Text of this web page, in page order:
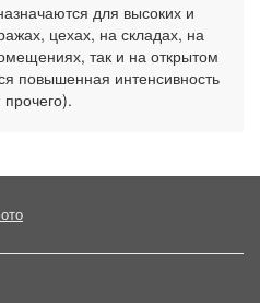
для высоких и
цехах, на складах, на
так и на открытом
повышенная интенсивность